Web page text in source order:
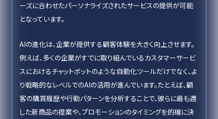
ーズに合わせたパーソナライズされたサービスの提供が可能
となっています。
AIの進化は、企業が提供する顧客体験を大きく向上させます。
例えば、多くの企業がすでに取り組んでいるカスタマーサービ
スにおけるチャットボットのような自動化ツールだけでなく、よ
り戦略的なレベルでのAIの活用が進んでいます。たとえば、顧
客の購買履歴や行動パターンを分析することで、彼らに最も適
した新商品の提案や、プロモーションのタイミングを的確に決